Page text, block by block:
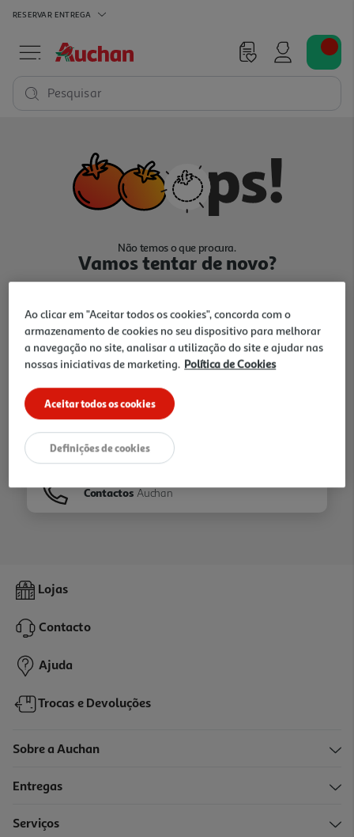
RESERVAR ENTREGA
Pesquisar
Não temos o que procura.
Vamos tentar de novo?
Ir para Homepage
Folhetos
Contactos Auchan
Lojas
Contacto
Ajuda
Trocas e Devoluções
Sobre a Auchan
Entregas
Serviços
Ao clicar em "Aceitar todos os cookies", concorda com o
armazenamento de cookies no seu dispositivo para melhorar
a navegação no site, analisar a utilização do site e ajudar nas
nossas iniciativas de marketing. Política de Cookies
Aceitar todos os cookies
Definições de cookies